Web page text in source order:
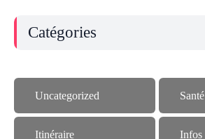
Catégories
Uncategorized
Itinéraire Infos